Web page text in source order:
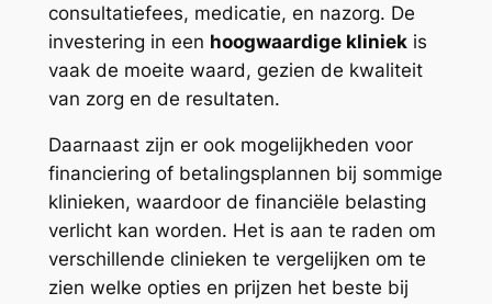
consultatiefees, medicatie, en nazorg. De
investering in een hoogwaardige kliniekis
vaak de moeite waard, gezien de kwaliteit
van zorg en de resultaten.
Daarnaast zijn er ook mogelijkheden voor
financiering of betalingsplannen bij sommige
klinieken, waardoor de financiële belasting
verlicht kan worden. Het is aan te raden om
verschillende clinieken te vergelijken om te
zien welke opties en prijzen het beste bij